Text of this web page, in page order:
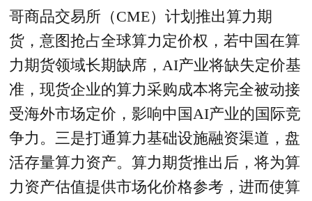
哥商品交易所（CME）计划推出算力期
货，意图抢占全球算力定价权，若中国在算
力期货领域长期缺席，AI产业将缺失定价基
准，现货企业的算力采购成本将完全被动接
受海外市场定价，影响中国AI产业的国际竞
争力。三是打通算力基础设施融资渠道，盘
活存量算力资产。算力期货推出后，将为算
力资产估值提供市场化价格参考，进而使算